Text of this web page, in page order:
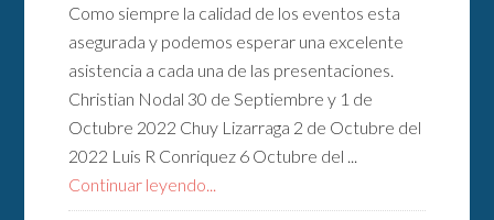
Como siempre la calidad de los eventos esta
asegurada y podemos esperar una excelente
asistencia a cada una de las presentaciones.
Christian Nodal 30 de Septiembre y 1 de
Octubre 2022 Chuy Lizarraga 2 de Octubre del
2022 Luis R Conriquez 6 Octubre del ...
Continuar leyendo...